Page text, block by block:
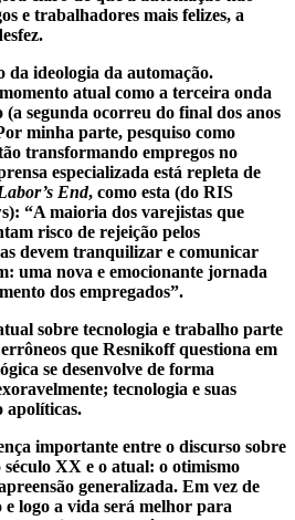
e trabalhadores mais felizes, a
da ideologia da automação.
atual como a terceira onda
segunda ocorreu do final dos anos
minha parte, pesquiso como
transformando empregos no
especializada está repleta de
End, como esta (do RIS
“A maioria dos varejistas que
risco de rejeição pelos
devem tranquilizar e comunicar
uma nova e emocionante jornada
dos empregados”.
sobre tecnologia e trabalho parte
que Resnikoff questiona em
se desenvolve de forma
tecnologia e suas
apolíticas.
importante entre o discurso sobre
século XX e o atual: o otimismo
generalizada. Em vez de
e logo a vida será melhor para